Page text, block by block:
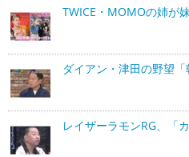
TWICE・MOMOの姉が
ダイアン・津田の野望
レイザーラモンRG、「